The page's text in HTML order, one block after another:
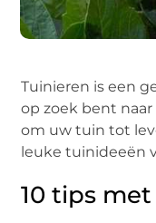
Tuinieren is een
op zoek bent
om uw tuin tot
leuke tuinideeën
10 tips